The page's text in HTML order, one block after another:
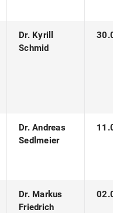
Dr. Kyrill
Schmid
Dr. Andreas
Sedlmeier
Dr. Markus
Friedrich